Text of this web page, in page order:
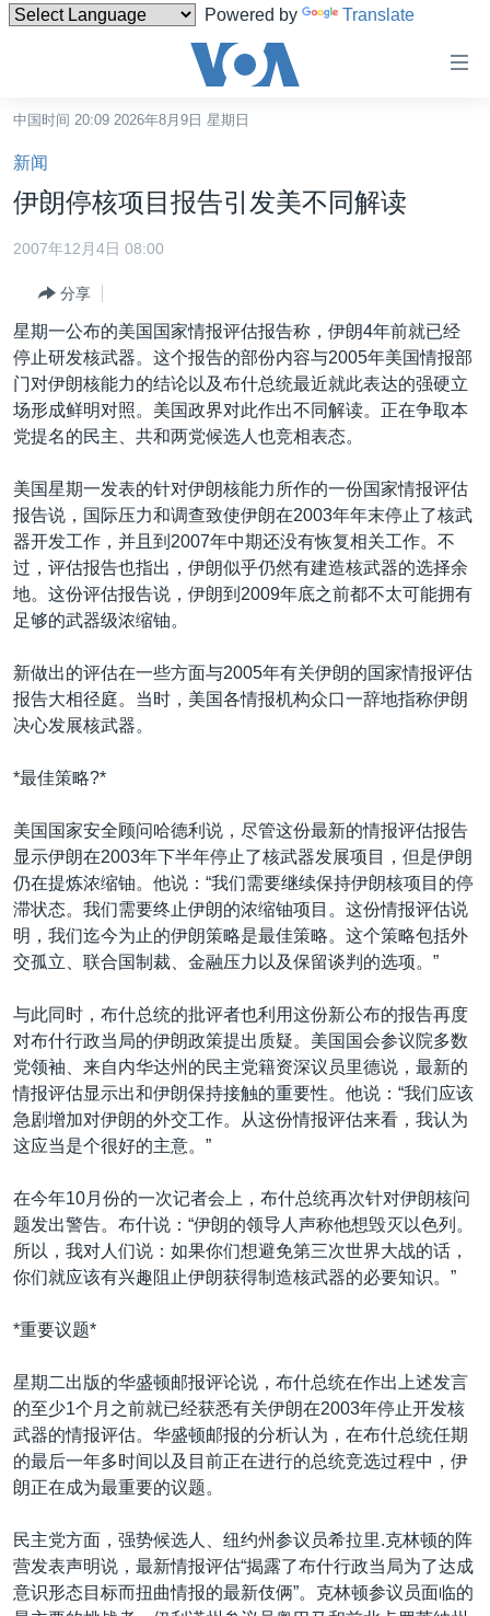
Powered by Translate
碍
链
接
转
容
转
到
跳
转
到
检
索
中国
港澳
国际
最新国际新闻
印太
欧洲
非洲
美洲
全球议题
分类新闻
经济·金融·贸易
科教·文娱·体健
军事
劳工
环境
美中关系
白宫要闻
国会报道
美中关系
美国建国250周年
美国之音专访
重要讲话与声明
台海两岸关系
关注西藏
关注新疆
GEN Z 看美国
VOA视频
VOA今日焦点
中文广播
其他语言网站
中国时间 20:09 2026年8月9日 星期日
新闻
伊朗停核项目报告引发美不同解读
2007年12月4日 08:00
分享
星期一公布的美国国家情报评估报告称，伊朗4年前就已经
停止研发核武器。这个报告的部份内容与2005年美国情报部
门对伊朗核能力的结论以及布什总统最近就此表达的强硬立
场形成鲜明对照。美国政界对此作出不同解读。正在争取本
党提名的民主、共和两党候选人也竞相表态。
美国星期一发表的针对伊朗核能力所作的一份国家情报评估
报告说，国际压力和调查致使伊朗在2003年年末停止了核武
器开发工作，并且到2007年中期还没有恢复相关工作。不
过，评估报告也指出，伊朗似乎仍然有建造核武器的选择余
地。这份评估报告说，伊朗到2009年底之前都不太可能拥有
足够的武器级浓缩铀。
新做出的评估在一些方面与2005年有关伊朗的国家情报评估
报告大相径庭。当时，美国各情报机构众口一辞地指称伊朗
决心发展核武器。
*最佳策略?*
美国国家安全顾问哈德利说，尽管这份最新的情报评估报告
显示伊朗在2003年下半年停止了核武器发展项目，但是伊朗
仍在提炼浓缩铀。他说：“我们需要继续保持伊朗核项目的停
滞状态。我们需要终止伊朗的浓缩铀项目。这份情报评估说
明，我们迄今为止的伊朗策略是最佳策略。这个策略包括外
交孤立、联合国制裁、金融压力以及保留谈判的选项。”
与此同时，布什总统的批评者也利用这份新公布的报告再度
对布什行政当局的伊朗政策提出质疑。美国国会参议院多数
党领袖、来自内华达州的民主党籍资深议员里德说，最新的
情报评估显示出和伊朗保持接触的重要性。他说：“我们应该
急剧增加对伊朗的外交工作。从这份情报评估来看，我认为
这应当是个很好的主意。”
在今年10月份的一次记者会上，布什总统再次针对伊朗核问
题发出警告。布什说：“伊朗的领导人声称他想毁灭以色列。
所以，我对人们说：如果你们想避免第三次世界大战的话，
你们就应该有兴趣阻止伊朗获得制造核武器的必要知识。”
*重要议题*
星期二出版的华盛顿邮报评论说，布什总统在作出上述发言
的至少1个月之前就已经获悉有关伊朗在2003年停止开发核
武器的情报评估。华盛顿邮报的分析认为，在布什总统任期
的最后一年多时间以及目前正在进行的总统竞选过程中，伊
朗正在成为最重要的议题。
民主党方面，强势候选人、纽约州参议员希拉里.克林顿的阵
营发表声明说，最新情报评估“揭露了布什行政当局为了达成
意识形态目标而扭曲情报的最新伎俩”。克林顿参议员面临的